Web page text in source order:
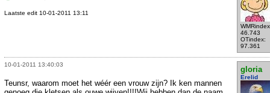
46.743
OTindex:
97.361
Laatste edit 10-01-2011 13:11
10-01-2011 13:40:03
gloria
Erelid
Teunsr, waarom moet het wéér een vrouw zijn? Ik ken mannen